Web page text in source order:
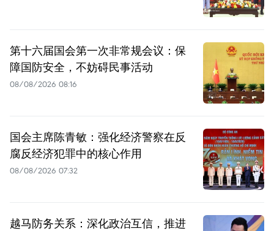
第十六届国会第一次非常规会议：保
障国防安全，不妨碍民事活动
08/08/2026 08:16
国会主席陈青敏：强化经济警察在反
腐反经济犯罪中的核心作用
08/08/2026 07:32
越马防务关系：深化政治互信，推进